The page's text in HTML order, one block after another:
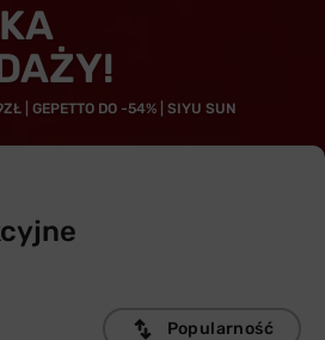
| GEPETTO DO -54% | SIYU SUN
Popularność